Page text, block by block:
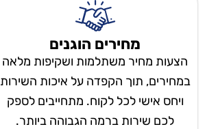
מחירים הוגנים
הצעות מחיר משתלמות ושקיפות מלאה
במחירים, תוך הקפדה על איכות השירות
ויחס אישי לכל לקוח. מתחייבים לספק
לכם שירות ברמה הגבוהה ביותר.